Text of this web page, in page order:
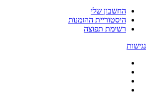
החשבון שלי
היסטוריית ההזמנות
רשימת תפוצה
נגישות